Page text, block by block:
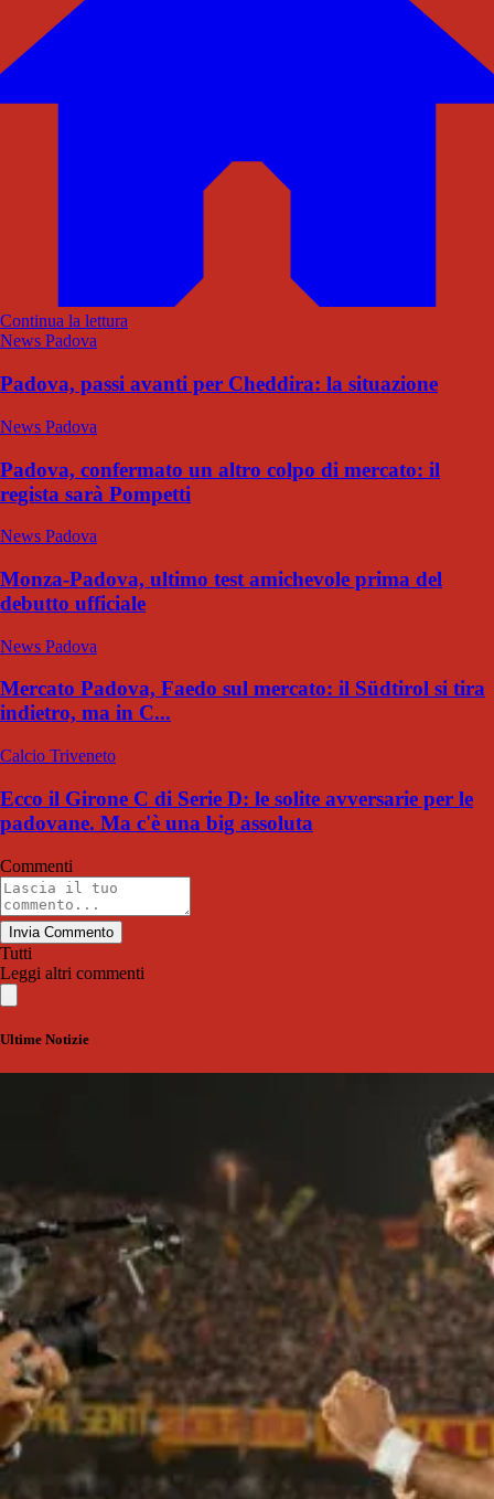
Continua la lettura
News Padova
Padova, passi avanti per Cheddira: la situazione
News Padova
Padova, confermato un altro colpo di mercato: il
regista sarà Pompetti
News Padova
Monza-Padova, ultimo test amichevole prima del
debutto ufficiale
News Padova
Mercato Padova, Faedo sul mercato: il Südtirol si tira
indietro, ma in C...
Calcio Triveneto
Ecco il Girone C di Serie D: le solite avversarie per le
padovane. Ma c'è una big assoluta
Commenti
Invia Commento
Tutti
Leggi altri commenti
Ultime Notizie